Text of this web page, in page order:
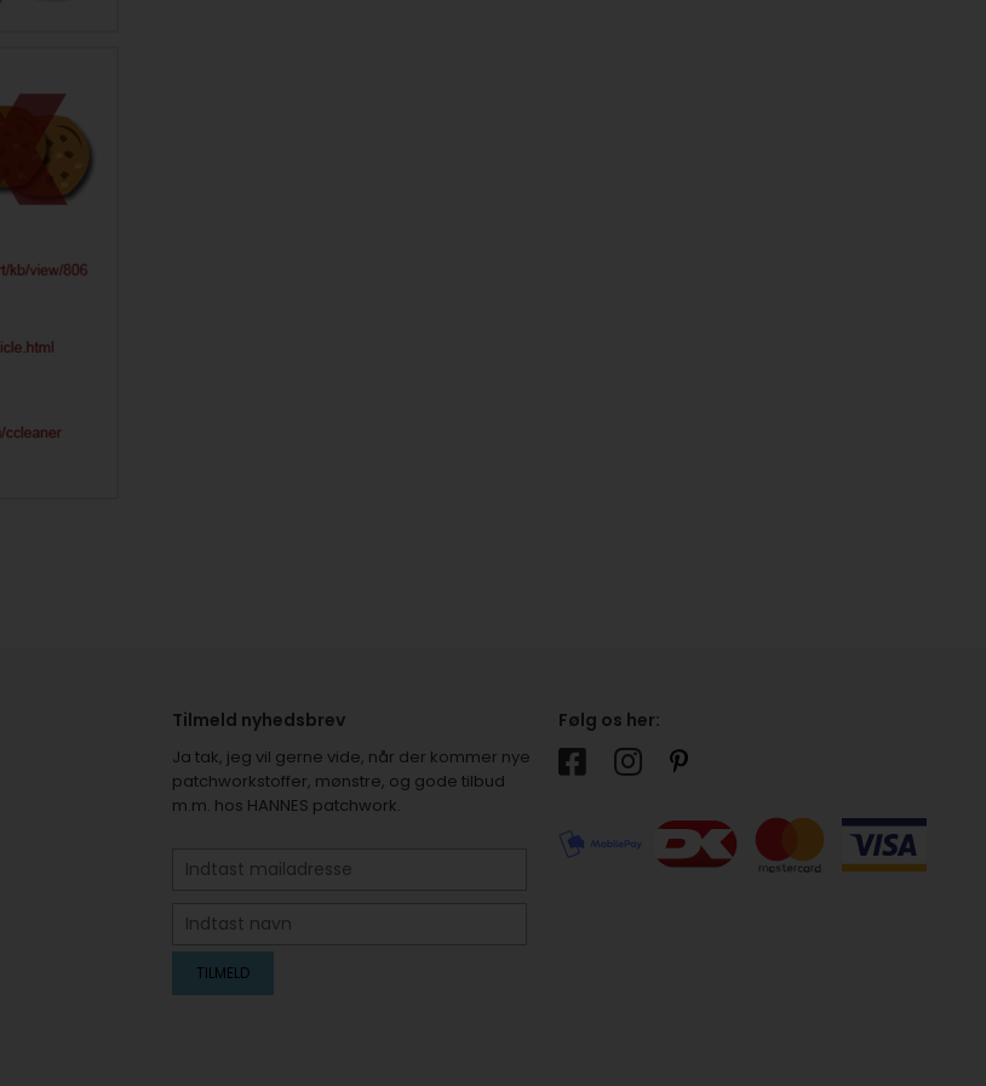
Tilmeld nyhedsbrev
Ja tak, jeg vil gerne vide, når der kommer nye
patchworkstoffer, mønstre, og gode tilbud
m.m. hos HANNES patchwork.
Følg os her: